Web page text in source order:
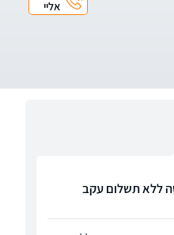
אליי
ללא תשלום עקב